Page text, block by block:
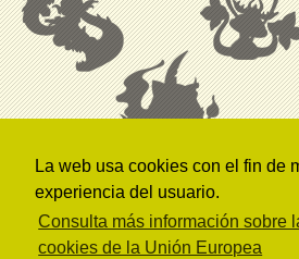
La web usa cookies con el fin de
experiencia del usuario.
Consulta más información sobre
cookies de la Unión Europea